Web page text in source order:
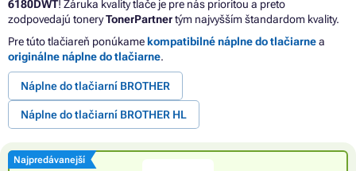
6180DWT! Záruka kvality tlače je pre nás prioritou a preto
zodpovedajú toneryTonerPartnertým najvyšším štandardom kvality.
Pre túto tlačiareň ponúkame kompatibilné náplne do tlačiarnea
originálne náplne do tlačiarne.
Náplne do tlačiarní BROTHER
Náplne do tlačiarní BROTHER HL
Najpredávanejší